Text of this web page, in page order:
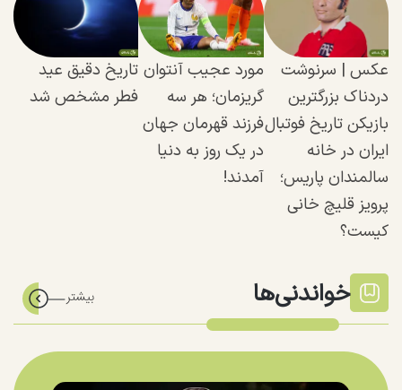
عکس | سرنوشت
دردناک بزرگترین
بازیکن تاریخ فوتبال
ایران در خانه
سالمندان پاریس؛
پرویز قلیچ خانی
کیست؟
مورد عجیب آنتوان
گریزمان؛ هر سه
فرزند قهرمان جهان
در یک روز به دنیا
آمدند!
تاریخ دقیق عید
فطر مشخص شد
خواندنی‌ها